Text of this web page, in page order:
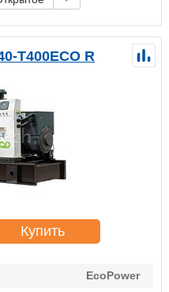
T400ECO R
Купить
EcoPower